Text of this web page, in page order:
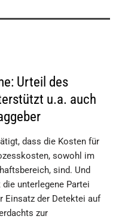
Urteil des
u.a. auch
dass die Kosten für
sowohl im
sind. Und
unterlegene Partei
Einsatz der Detektei auf
zur